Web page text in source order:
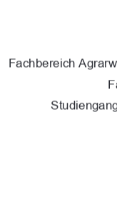
Fachbereich